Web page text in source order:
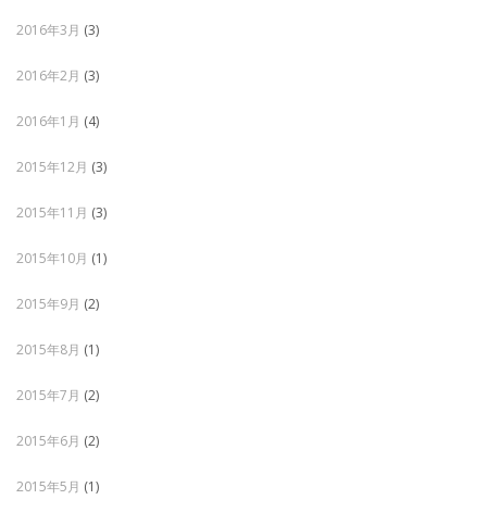
2016年3月 (3)
2016年2月 (3)
2016年1月 (4)
2015年12月 (3)
2015年11月 (3)
2015年10月 (1)
2015年9月 (2)
2015年8月 (1)
2015年7月 (2)
2015年6月 (2)
2015年5月 (1)